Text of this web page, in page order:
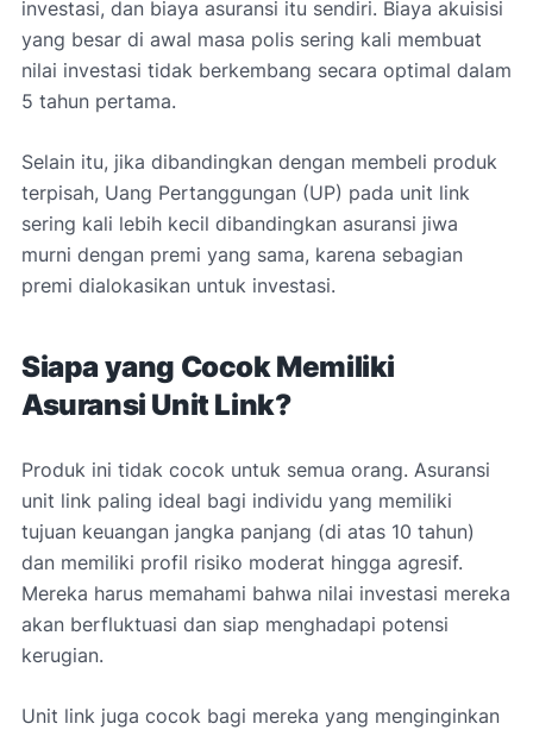
investasi, dan biaya asuransi itu sendiri. Biaya akuisisi
yang besar di awal masa polis sering kali membuat
nilai investasi tidak berkembang secara optimal dalam
5 tahun pertama.
Selain itu, jika dibandingkan dengan membeli produk
terpisah, Uang Pertanggungan (UP) pada unit link
sering kali lebih kecil dibandingkan asuransi jiwa
murni dengan premi yang sama, karena sebagian
premi dialokasikan untuk investasi.
Siapa yang Cocok Memiliki
Asuransi Unit Link?
Produk ini tidak cocok untuk semua orang. Asuransi
unit link paling ideal bagi individu yang memiliki
tujuan keuangan jangka panjang (di atas 10 tahun)
dan memiliki profil risiko moderat hingga agresif.
Mereka harus memahami bahwa nilai investasi mereka
akan berfluktuasi dan siap menghadapi potensi
kerugian.
Unit link juga cocok bagi mereka yang menginginkan